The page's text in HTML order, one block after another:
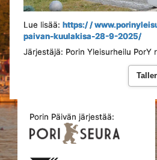
Lue lisää: https:/ /
paivan-kuulakisa-28-9-2025/
Järjestäjä: Porin Yleisurheilu PorY
Porin Päivän järjestää: